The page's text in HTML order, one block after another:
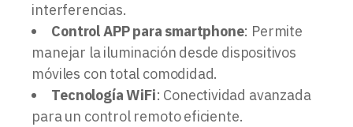
interferencias.
Control APP para smartphone: Permite
manejar la iluminación desde dispositivos
móviles con total comodidad.
Tecnología WiFi: Conectividad avanzada
para un control remoto eficiente.